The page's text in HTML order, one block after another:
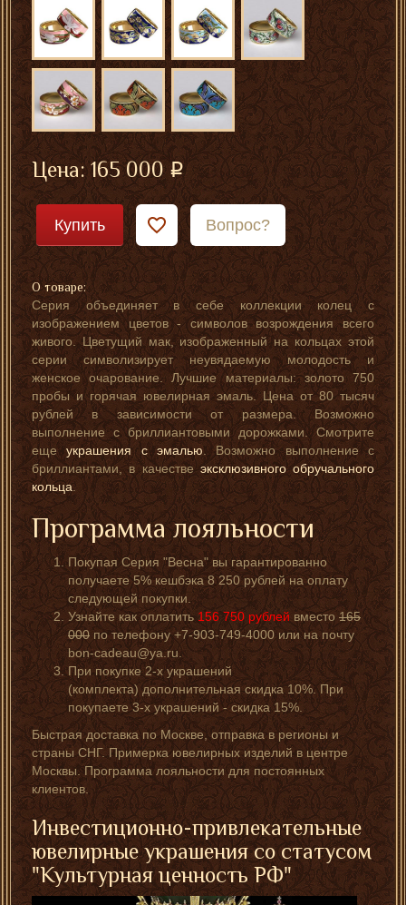
Цена:165 000
Купить Вопрос?
О товаре:
Серия объединяет в себе коллекции колец с
изображением цветов - символов возрождения всего
живого. Цветущий мак, изображенный на кольцах этой
серии символизирует неувядаемую молодость и
женское очарование. Лучшие материалы: золото 750
пробы и горячая ювелирная эмаль. Цена от 80 тысяч
рублей в зависимости от размера. Возможно
выполнение с бриллиантовыми дорожками. Смотрите
ещеукрашения с эмалью. Возможно выполнение с
бриллиантами, в качествеэксклюзивного обручального
кольца.
Программа лояльности
Покупая Серия "Весна" вы гарантированно
получаете 5% кешбэка 8 250 рублей на оплату
следующей покупки.
Узнайте как оплатить 156 750 рублей вместо 165
000 по телефону +7-903-749-4000 или на почту
bon-cadeau@ya.ru.
При покупке 2-х украшений
(комплекта) дополнительная скидка 10%. При
покупаете 3-х украшений - скидка 15%.
Быстрая доставка по Москве, отправка в регионы и
страны СНГ. Примерка ювелирных изделий в центре
Москвы. Программа лояльности для постоянных
клиентов.
Инвестиционно-привлекательные
ювелирные украшения со статусом
"Культурная ценность РФ"